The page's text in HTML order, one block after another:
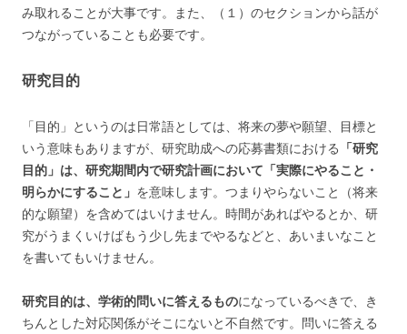
み取れることが大事です。また、（１）のセクションから話が
つながっていることも必要です。
研究目的
「目的」というのは日常語としては、将来の夢や願望、目標と
いう意味もありますが、研究助成への応募書類における 「研究
目的」は、研究期間内で研究計画において「実際にやること・
明らかにすること」 を意味します。つまりやらないこと（将来
的な願望）を含めてはいけません。時間があればやるとか、研
究がうまくいけばもう少し先までやるなどと、あいまいなこと
を書いてもいけません。
研究目的は、学術的問いに答えるものになっているべきで、き
ちんとした対応関係がそこにないと不自然です。問いに答える